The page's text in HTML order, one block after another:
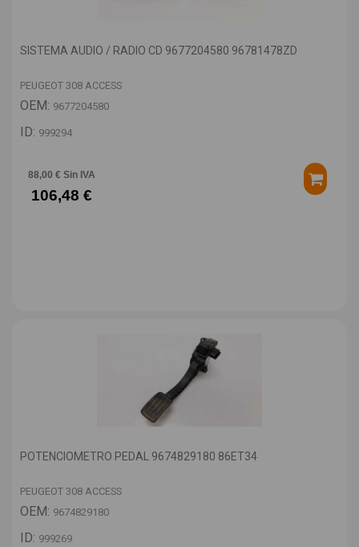
SISTEMA AUDIO / RADIO CD 9677204580 96781478ZD
PEUGEOT 308 ACCESS
OEM: 9677204580
ID: 999294
88,00 € Sin IVA
106,48 €
POTENCIOMETRO PEDAL 9674829180 86ET34
PEUGEOT 308 ACCESS
OEM: 9674829180
ID: 999269